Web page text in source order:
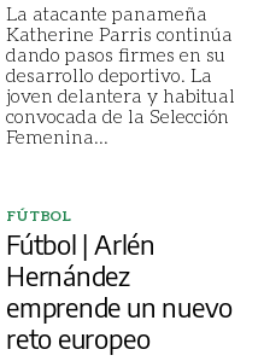
La atacante panameña
Katherine Parris continúa
dando pasos firmes en su
desarrollo deportivo. La
joven delantera y habitual
convocada de la Selección
Femenina...
FÚTBOL
Fútbol | Arlén
Hernández
emprende un nuevo
reto europeo